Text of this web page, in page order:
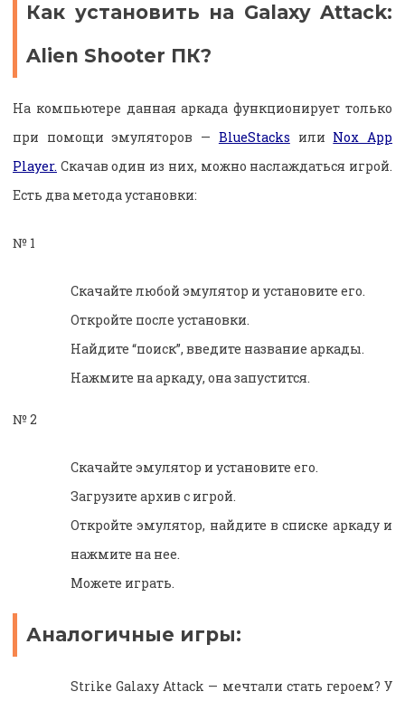
Как установить на Galaxy Attack:
Alien Shooter ПК?
На компьютере данная аркада функционирует только
при помощи эмуляторов — BlueStacks или Nox App
Player. Скачав один из них, можно наслаждаться игрой.
Есть два метода установки:
№ 1
Скачайте любой эмулятор и установите его.
Откройте после установки.
Найдите “поиск”, введите название аркады.
Нажмите на аркаду, она запустится.
№ 2
Скачайте эмулятор и установите его.
Загрузите архив с игрой.
Откройте эмулятор, найдите в списке аркаду и
нажмите на нее.
Можете играть.
Аналогичные игры:
Strike Galaxy Attack — мечтали стать героем? У